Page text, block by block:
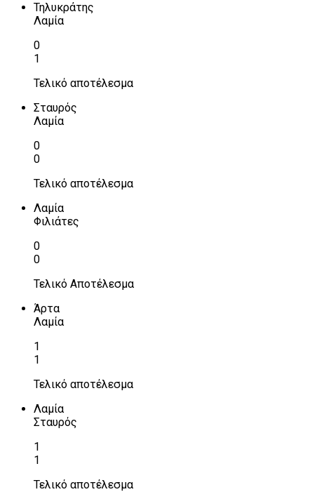
Τηλυκράτης
Λαμία
0
1
Τελικό αποτέλεσμα
Σταυρός
Λαμία
0
0
Τελικό αποτέλεσμα
Λαμία
Φιλιάτες
0
0
Τελικό Αποτέλεσμα
Άρτα
Λαμία
1
1
Τελικό αποτέλεσμα
Λαμία
Σταυρός
1
1
Τελικό αποτέλεσμα